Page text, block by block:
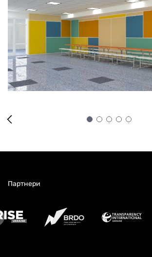
Сума договору 15'786'555,38
Постачальник за
договором
ТОВ "ЗАВОД МОДУЛЬНИХ
Партнери